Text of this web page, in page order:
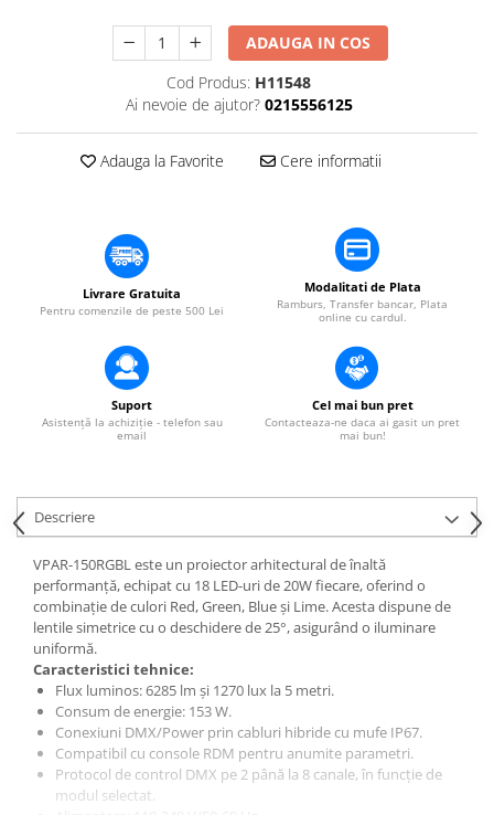
Mixere PA (Public Address)
Instalații audio
Boxe PA (Public Address)
Control Audio
Playere Audio
MP3 & USB players
Amplificatoare
Sisteme asistență auditivă
Efecte Lumini
Lumini de scenă
Proiectoare (LED fixe)
Lumini Teatru
Proiectoare PAR
Accesorii
Scanere
Moving head
Moving Spot
Moving Wash
Moving Beam
ADAUGA IN COS
Cod Produs: H11548
Ai nevoie de ajutor? 0215556125
Adauga la Favorite Cere informatii
Livrare Gratuita
Pentru comenzile de peste 500 Lei
Modalitati de Plata
Ramburs, Transfer bancar, Plata
online cu cardul.
Suport
Asistență la achiziție - telefon sau
email
Cel mai bun pret
Contacteaza-ne daca ai gasit un pret
mai bun!
Descriere
VPAR-150RGBL este un proiector arhitectural de înaltă
performanță, echipat cu 18 LED-uri de 20W fiecare, oferind o
combinație de culori Red, Green, Blue și Lime. Acesta dispune de
lentile simetrice cu o deschidere de 25°, asigurând o iluminare
uniformă.
Caracteristici tehnice:
Flux luminos: 6285 lm și 1270 lux la 5 metri.
Consum de energie: 153 W.
Conexiuni DMX/Power prin cabluri hibride cu mufe IP67.
Compatibil cu console RDM pentru anumite parametri.
Protocol de control DMX pe 2 până la 8 canale, în funcție de
modul selectat.